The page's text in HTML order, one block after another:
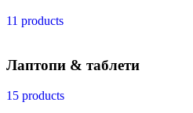
11 products
Лаптопи & таблети
15 products